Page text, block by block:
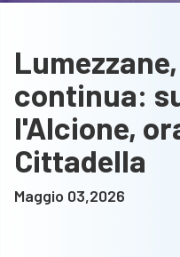
continua:
l'Alcione,
Cittadella
Maggio 03,2026